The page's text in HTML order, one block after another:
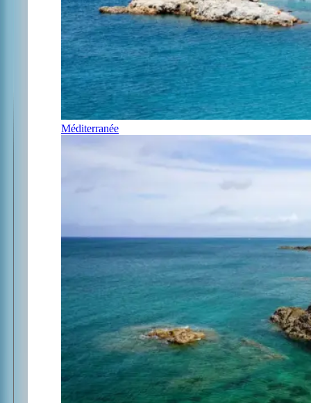
Méditerranée